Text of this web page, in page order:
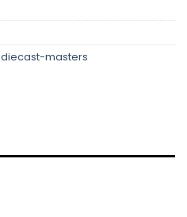
diecast-masters